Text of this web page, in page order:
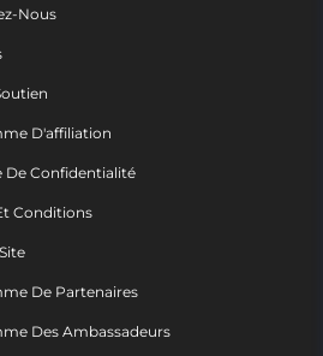
Nous
D'affiliation
De Confidentialité
Conditions
De Partenaires
Des Ambassadeurs